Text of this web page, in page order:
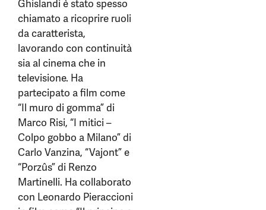
Ghislandi è stato spesso
chiamato a ricoprire ruoli
da caratterista,
lavorando con continuità
sia al cinema che in
televisione. Ha
partecipato a film come
“Il muro di gomma” di
Marco Risi, “I mitici –
Colpo gobbo a Milano” di
Carlo Vanzina, “Vajont” e
“Porzûs” di Renzo
Martinelli. Ha collaborato
con Leonardo Pieraccioni